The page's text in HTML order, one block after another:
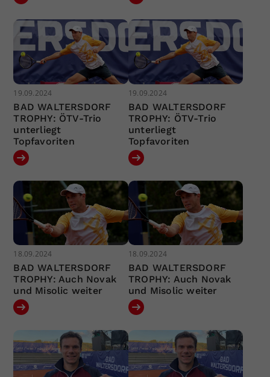
19.09.2024
BAD WALTERSDORF
TROPHY: ÖTV-Trio
unterliegt
Topfavoriten
19.09.2024
BAD WALTERSDORF
TROPHY: ÖTV-Trio
unterliegt
Topfavoriten
18.09.2024
BAD WALTERSDORF
TROPHY: Auch Novak
und Misolic weiter
18.09.2024
BAD WALTERSDORF
TROPHY: Auch Novak
und Misolic weiter